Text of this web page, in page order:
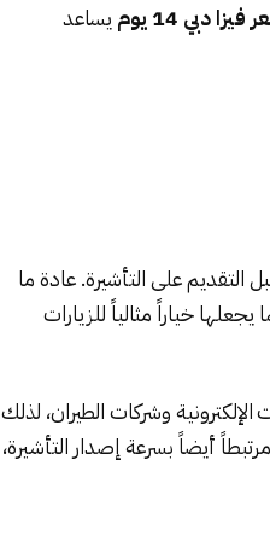
فيزا دبي 14 يوم
يساعد
التقديم على التأشيرة. عادة ما
خياراً مثالياً للزيارات
وشركات الطيران، لذلك
مرتبطاً أيضاً بسرعة إصدار التأشيرة،